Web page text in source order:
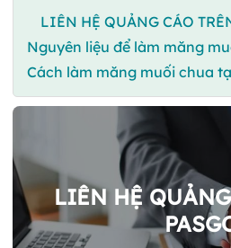
LIÊN HỆ QUẢNG CÁO
Nguyên liệu để làm măng
Cách làm măng muối chua
LIÊN HỆ